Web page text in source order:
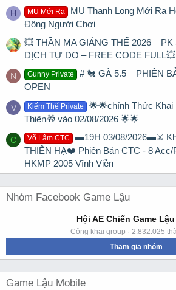
H MU Mới Ra
MU Thanh Long Mới Ra
Đông Người Chơi
💥 THẦN MA GIÁNG THẾ 2026 –
DỊCH TỰ DO – FREE CODE FULL💥
N Gunny Private
# 🐔 GÀ 5.5 – PHIÊN
OPEN
V Kiếm Thế Private
🌟🌟chính Thức
Thiên🎁 vào 02/08/2026 🌟🌟
C Võ Lâm CTC
▬19H 03/08/2026▬⚔️
THIÊN HẠ❤️ Phiên Bản CTC - 8 Acc/
HKMP 2005 Vĩnh Viễn
Nhóm Facebook Game Lậu
Hội AE Chiến Game
Công khai group · 2.832.025
Tham gia nhóm
Game Lậu Mobile